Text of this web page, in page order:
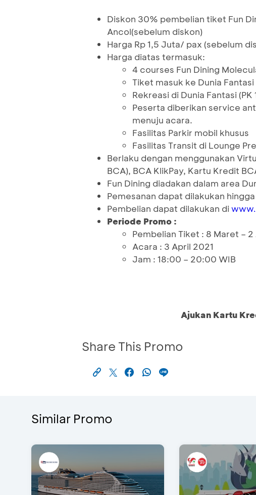
Diskon 30% pembelian tiket Fun
Ancol(sebelum diskon)
Harga Rp 1,5 Juta/ pax (sebelum
Harga diatas termasuk:
4 courses Fun Dining
Tiket masuk ke Dunia Fantasi
Rekreasi di Dunia Fantasi
Peserta diberikan service
menuju acara.
Fasilitas Parkir mobil khusus
Fasilitas Transit di Lounge
Berlaku dengan menggunakan
BCA), BCA KlikPay, Kartu Kredit
Fun Dining diadakan dalam area
Pemesanan dapat dilakukan
Pembelian dapat dilakukan di
Periode Promo :
Pembelian Tiket : 8 Maret – 2
Acara : 3 April 2021
Jam : 18:00 – 20:00 WIB
Ajukan Kartu
Share This Promo
Similar Promo